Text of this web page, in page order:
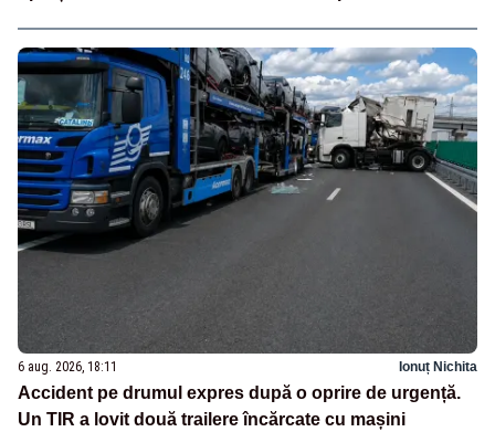
6 aug. 2026, 18:11 Ionuț Nichita
Accident pe drumul expres după o oprire de urgență.
Un TIR a lovit două trailere încărcate cu mașini